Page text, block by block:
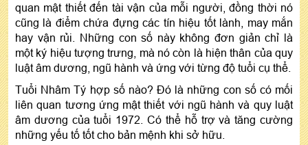
quan mật thiết đến tài vận của mỗi người, đồng thời nó
cũng là điểm chứa đựng các tín hiệu tốt lành, may mắn
hay vận rủi. Những con số này không đơn giản chỉ là
một ký hiệu tượng trưng, mà nó còn là hiện thân của quy
luật âm dương, ngũ hành và ứng với từng độ tuổi cụ thể.
Tuổi Nhâm Tý hợp số nào? Đó là những con số có mối
liên quan tương ứng mật thiết với ngũ hành và quy luật
âm dương của tuổi 1972. Có thể hỗ trợ và tăng cường
những yếu tố tốt cho bản mệnh khi sở hữu.